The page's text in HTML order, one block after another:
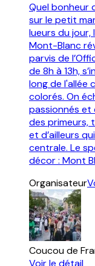
Quel bonheur
sur le petit
lueurs du jour,
Mont-Blanc
parvis de
de 8h à 13h,
long de l'allée
colorés. On
passionnés et
des primeurs,
et d’ailleurs
centrale. Le
décor : Mont
Organisateur
Coucou de
Voir le détail